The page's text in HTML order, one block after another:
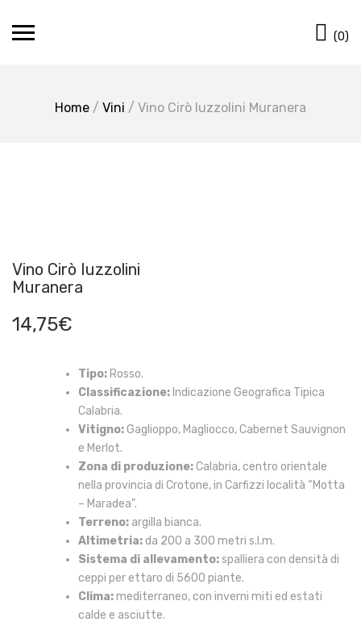
(0)
Home / Vini / Vino Cirò Iuzzolini Muranera
Vino Cirò Iuzzolini
Muranera
14,75€
Tipo: Rosso.
Classificazione: Indicazione Geografica Tipica
Calabria.
Vitigno:Gaglioppo, Magliocco, Cabernet Sauvignon
e Merlot.
Zona di produzione:Calabria, centro orientale
nella provincia di Crotone, in Carfizzi località “Motta
– Maradea”.
Terreno: argilla bianca.
Altimetria: da 200 a 300 metri s.l.m.
Sistema di allevamento:spalliera con densità di
ceppi per ettaro di 5600 piante.
Clima:mediterraneo, con inverni miti ed estati
calde e asciutte.